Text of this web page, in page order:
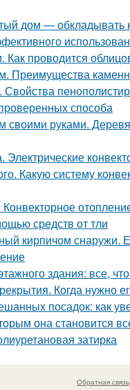
дом — обкладывать
проводится
Преимущества
Свойства
способа
своими руками.
Электрические
Какую систему
средств от тли
кирпичом
здания: все,
Когда нужно
посадок: как
она становится
затирка
Обратная связь